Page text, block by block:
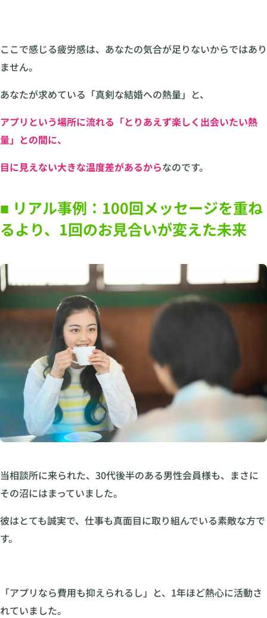
ここで感じる疲労感は、あなたの気合が足りないからではあり
ません。
あなたが求めている「真剣な結婚への熱量」と、
アプリという場所に流れる「とりあえず楽しく出会いたい熱
量」との間に、
目に見えない大きな温度差があるからなのです。
■ リアル事例：100回メッセージを重ね
るより、1回のお見合いが変えた未来
当相談所に来られた、30代後半のある男性会員様も、まさに
その沼にはまっていました。
彼はとても誠実で、仕事も真面目に取り組んでいる素敵な方で
す。
「アプリなら費用も抑えられるし」と、1年ほど熱心に活動さ
れていました。